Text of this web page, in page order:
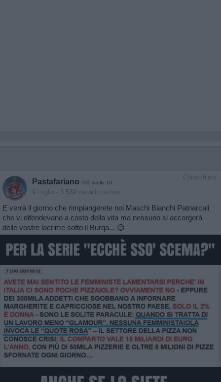
Chiacchiera
Pastafariano livello 10
9 Luglio - 3.589 visualizzazioni
E verrà il giorno che rimpiangerete noi Maschi Bianchi Patriarcali
che vi difendevano a costo della vita ma nessuno si accorgerà
delle vostre lacrime sotto il Burqa... 😊